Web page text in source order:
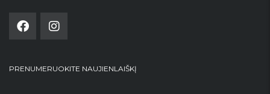
PRENUMERUOKITE NAUJIENLAIŠKĮ